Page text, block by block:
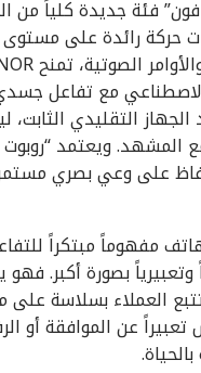
فئة جديدة كلياً من
حركة رائدة على مستوى
مع تفاعل جسدي
التقليدي الثابت،
المشهد. ويعتمد
على وعي بصري
مفهوماً مبتكراً
وتعبيرياً بصورة أكبر.
العملاء بسلاسة
تعبيراً عن الموافقة